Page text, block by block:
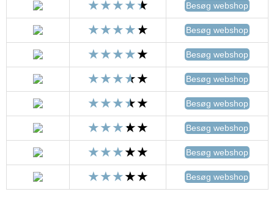
Besøg webshop
Besøg webshop
Besøg webshop
Besøg webshop
Besøg webshop
Besøg webshop
Besøg webshop
Besøg webshop